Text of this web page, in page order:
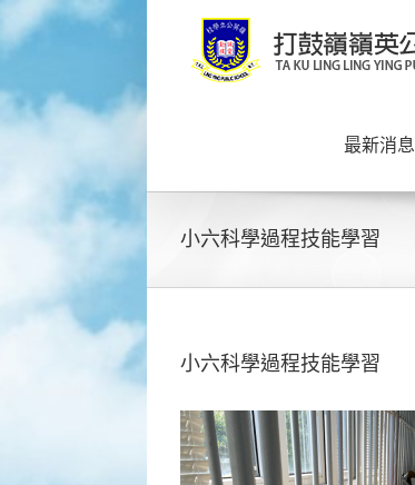
to
最新消息
小六科學過程技能學習
小六科學過程技能學習